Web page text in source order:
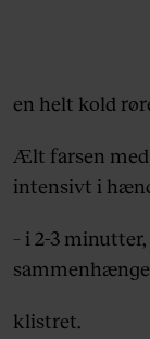
en helt kold
Ælt farsen med
intensivt i
– i 2-3
klistret.